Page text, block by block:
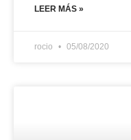
LEER MÁS »
rocio 05/08/2020